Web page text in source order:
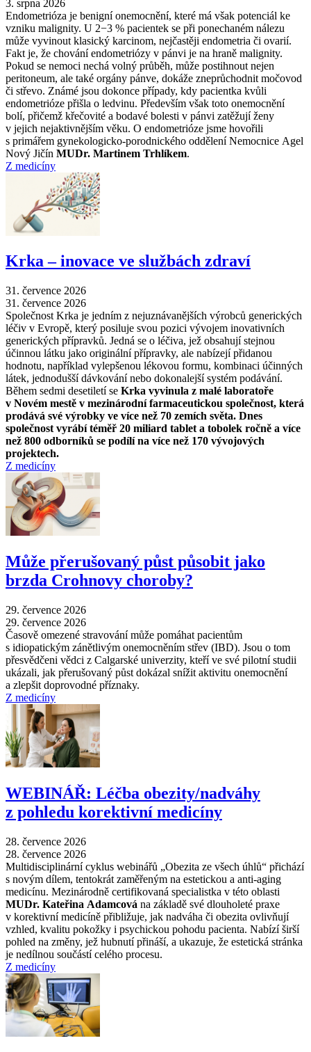
3. srpna 2026
Endometrióza je benigní onemocnění, které má však potenciál ke
vzniku malignity. U 2−3 % pacientek se při ponechaném nálezu
může vyvinout klasický karcinom, nejčastěji endometria či ovarií.
Fakt je, že chování endometriózy v pánvi je na hraně malignity.
Pokud se nemoci nechá volný průběh, může postihnout nejen
peritoneum, ale také orgány pánve, dokáže zneprůchodnit močovod
či střevo. Známé jsou dokonce případy, kdy pacientka kvůli
endometrióze přišla o ledvinu. Především však toto onemocnění
bolí, přičemž křečovité a bodavé bolesti v pánvi zatěžují ženy
v jejich nejaktivnějším věku. O endometrióze jsme hovořili
s primářem gynekologicko-porodnického oddělení Nemocnice Agel
Nový Jičín MUDr. Martinem Trhlíkem.
Z medicíny
Krka –⁠ inovace ve službách zdraví
31. července 2026
31. července 2026
Společnost Krka je jedním z nejuznávanějších výrobců generických
léčiv v Evropě, který posiluje svou pozici vývojem inovativních
generických přípravků. Jedná se o léčiva, jež obsahují stejnou
účinnou látku jako originální přípravky, ale nabízejí přidanou
hodnotu, například vylepšenou lékovou formu, kombinaci účinných
látek, jednodušší dávkování nebo dokonalejší systém podávání.
Během sedmi desetiletí se Krka vyvinula z malé laboratoře
v Novém mestě v mezinárodní farmaceutickou společnost, která
prodává své výrobky ve více než 70 zemích světa. Dnes
společnost vyrábí téměř 20 miliard tablet a tobolek ročně a více
než 800 odborníků se podílí na více než 170 vývojových
projektech.
Z medicíny
Může přerušovaný půst působit jako
brzda Crohnovy choroby?
29. července 2026
29. července 2026
Časově omezené stravování může pomáhat pacientům
s idiopatickým zánětlivým onemocněním střev (IBD). Jsou o tom
přesvědčeni vědci z Calgarské univerzity, kteří ve své pilotní studii
ukázali, jak přerušovaný půst dokázal snížit aktivitu onemocnění
a zlepšit doprovodné příznaky.
Z medicíny
WEBINÁŘ: Léčba obezity/nadváhy
z pohledu korektivní medicíny
28. července 2026
28. července 2026
Multidisciplinární cyklus webinářů „Obezita ze všech úhlů“ přichází
s novým dílem, tentokrát zaměřeným na estetickou a anti-aging
medicínu. Mezinárodně certifikovaná specialistka v této oblasti
MUDr. Kateřina Adamcová na základě své dlouholeté praxe
v korektivní medicíně přibližuje, jak nadváha či obezita ovlivňují
vzhled, kvalitu pokožky i psychickou pohodu pacienta. Nabízí širší
pohled na změny, jež hubnutí přináší, a ukazuje, že estetická stránka
je nedílnou součástí celého procesu.
Z medicíny